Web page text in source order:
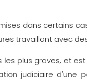
dans certains
travaillant avec
plus graves, et
judiciaire d'une